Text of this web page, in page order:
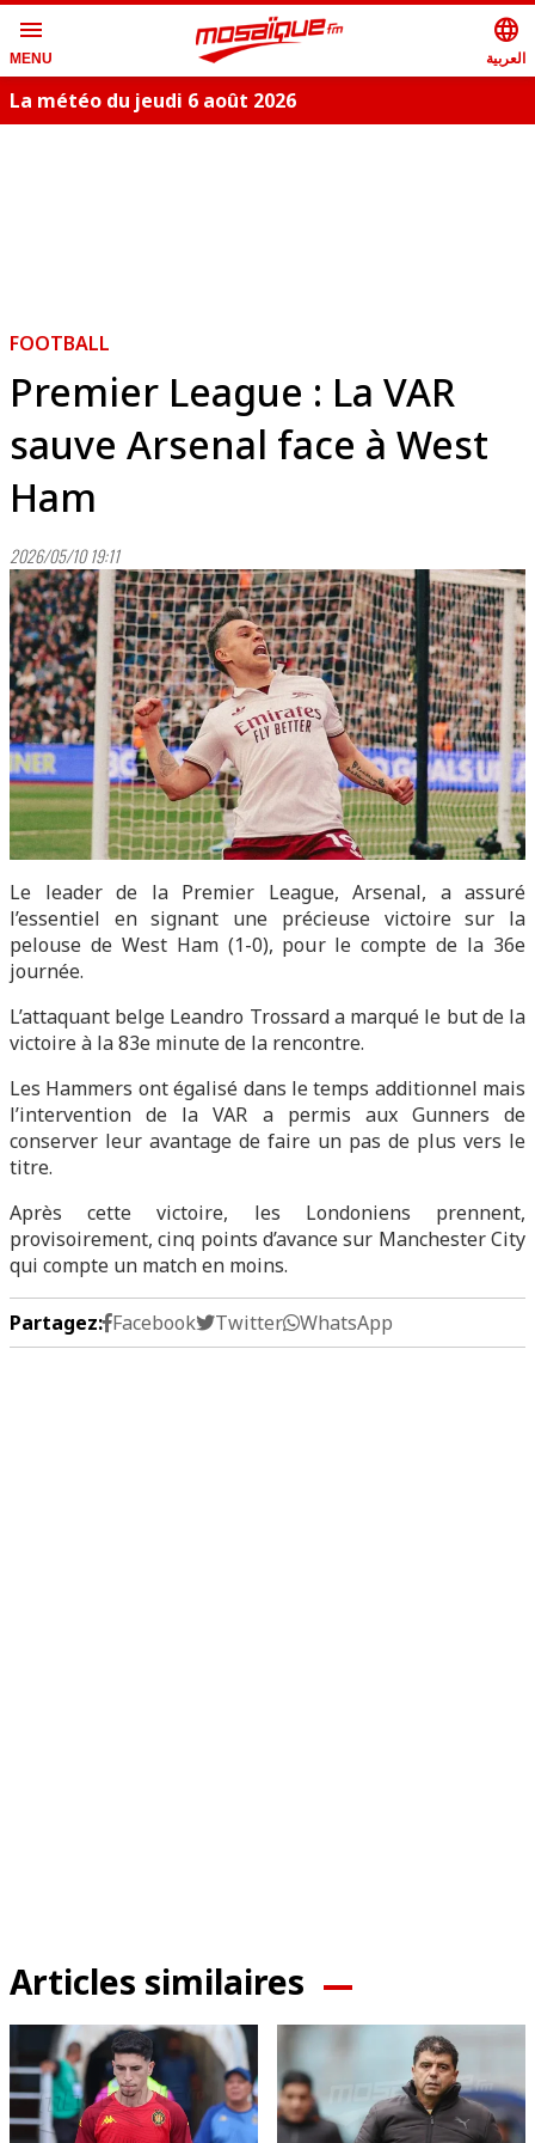
menu
MENU
language
العربية
La météo du jeudi 6 août 2026
FOOTBALL
Premier League : La VAR
sauve Arsenal face à West
Ham
2026/05/10 19:11
Le leader de la Premier League, Arsenal, a assuré
l’essentiel en signant une précieuse victoire sur la
pelouse de West Ham (1-0), pour le compte de la 36e
journée.
L’attaquant belge Leandro Trossard a marqué le but de la
victoire à la 83e minute de la rencontre.
Les Hammers ont égalisé dans le temps additionnel mais
l’intervention de la VAR a permis aux Gunners de
conserver leur avantage de faire un pas de plus vers le
titre.
Après cette victoire, les Londoniens prennent,
provisoirement, cinq points d’avance sur Manchester City
qui compte un match en moins.
Partagez: Facebook Twitter WhatsApp
Articles similaires